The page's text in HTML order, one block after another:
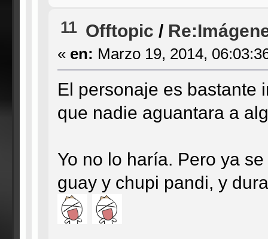
11 Offtopic /
« en: Marzo 19, 2014,
El personaje es bastante
que nadie aguantara a
Yo no lo haría. Pero ya
guay y chupi pandi, y